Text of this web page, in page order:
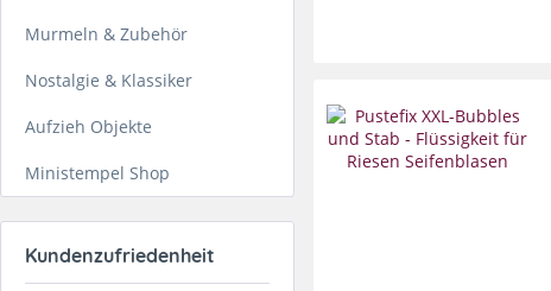
Murmeln & Zubehör
Nostalgie & Klassiker
Aufzieh Objekte
Ministempel Shop
Kundenzufriedenheit